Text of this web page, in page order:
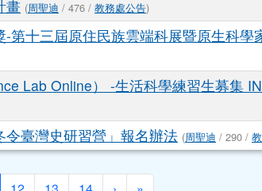
畫 (周聖迪 / 476 /教務處公告)
第十三屆原住民族雲端科展暨原生科學
Lab Online） -生活科學練習生募集
臺灣史研習營」報名辦法 (周聖迪 / 290 /